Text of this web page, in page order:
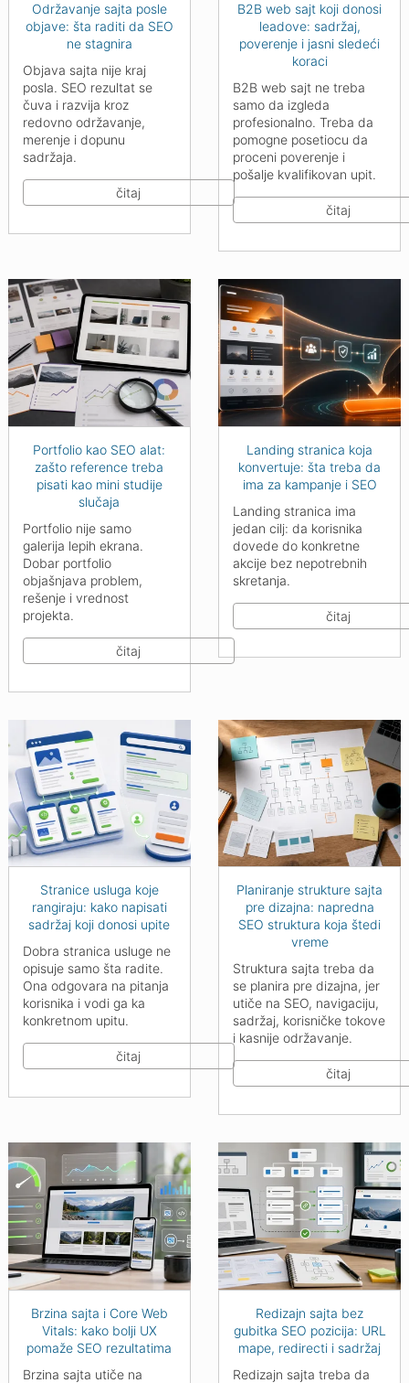
Održavanje sajta posle
objave: šta raditi da SEO
ne stagnira
Objava sajta nije kraj
posla. SEO rezultat se
čuva i razvija kroz
redovno održavanje,
merenje i dopunu
sadržaja.
čitaj
B2B web sajt koji donosi
leadove: sadržaj,
poverenje i jasni sledeći
koraci
B2B web sajt ne treba
samo da izgleda
profesionalno. Treba da
pomogne posetiocu da
proceni poverenje i
pošalje kvalifikovan upit.
čitaj
Portfolio kao SEO alat:
zašto reference treba
pisati kao mini studije
slučaja
Portfolio nije samo
galerija lepih ekrana.
Dobar portfolio
objašnjava problem,
rešenje i vrednost
projekta.
čitaj
Landing stranica koja
konvertuje: šta treba da
ima za kampanje i SEO
Landing stranica ima
jedan cilj: da korisnika
dovede do konkretne
akcije bez nepotrebnih
skretanja.
čitaj
Stranice usluga koje
rangiraju: kako napisati
sadržaj koji donosi upite
Dobra stranica usluge ne
opisuje samo šta radite.
Ona odgovara na pitanja
korisnika i vodi ga ka
konkretnom upitu.
čitaj
Planiranje strukture sajta
pre dizajna: napredna
SEO struktura koja štedi
vreme
Struktura sajta treba da
se planira pre dizajna, jer
utiče na SEO, navigaciju,
sadržaj, korisničke tokove
i kasnije održavanje.
čitaj
Brzina sajta i Core Web
Vitals: kako bolji UX
pomaže SEO rezultatima
Brzina sajta utiče na
Redizajn sajta bez
gubitka SEO pozicija: URL
mape, redirecti i sadržaj
Redizajn sajta treba da